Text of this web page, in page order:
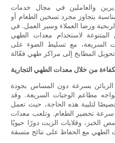
والعاملين في مجال خدمات
يتجاوز مجرد تسخين الطعام أو
ورضا العملاء وسير العمل. في
لاستخدام معدات الطهي
السريعة، مع تسليط الضوء على
من خلال معدات الطهي التجارية
بسرعة دون المساس بجودة
مطاعم الوجبات السريعة. وقد
لتلبية هذه الحاجة، حيث تعمل
تحضير الطعام. وتلعب معدات
الخبز، وقلايات الزيت دورًا حيويًا